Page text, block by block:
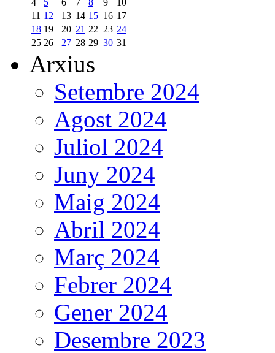
11 12 13 14 15 16 17
18 19 20 21 22 23 24
25 26 27 28 29 30 31
Arxius
Setembre 2024
Agost 2024
Juliol 2024
Juny 2024
Maig 2024
Abril 2024
Març 2024
Febrer 2024
Gener 2024
Desembre 2023